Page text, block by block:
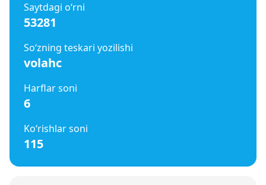
Saytdagi o‘rni
53281
So‘zning teskari yozilishi
volahc
Harflar soni
6
Ko‘rishlar soni
115